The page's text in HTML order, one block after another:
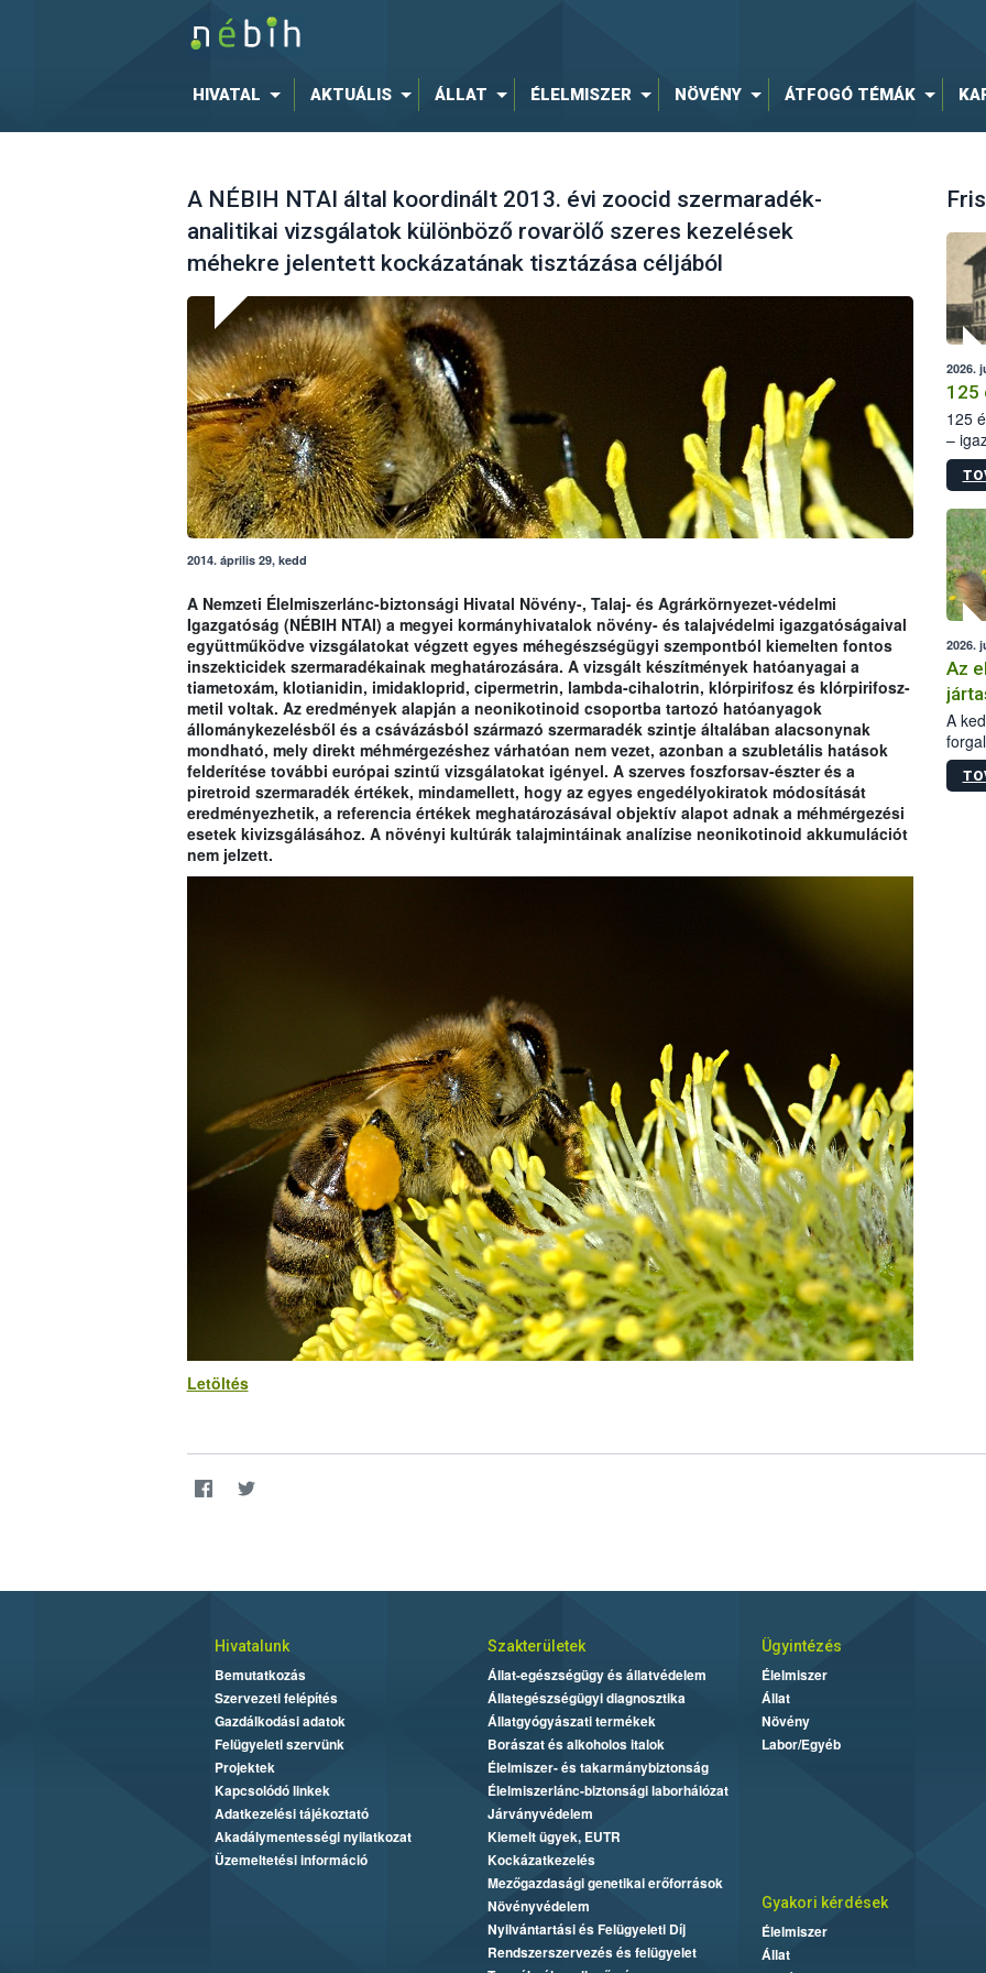
HIVATAL AKTUÁLIS ÁLLAT ÉLELMISZER NÖVÉNY ÁTFOGÓ TÉMÁK
A NÉBIH NTAI által koordinált 2013. évi zoocid szermaradék-
analitikai vizsgálatok különböző rovarölő szeres kezelések
méhekre jelentett kockázatának tisztázása céljából
2014. április 29, kedd
A Nemzeti Élelmiszerlánc-biztonsági Hivatal Növény-, Talaj- és Agrárkörnyezet-védelmi
Igazgatóság (NÉBIH NTAI) a megyei kormányhivatalok növény- és talajvédelmi igazgatóságaival
együttműködve vizsgálatokat végzett egyes méhegészségügyi szempontból kiemelten fontos
inszekticidek szermaradékainak meghatározására. A vizsgált készítmények hatóanyagai a
tiametoxám, klotianidin, imidakloprid, cipermetrin, lambda-cihalotrin, klórpirifosz és klórpirifosz-
metil voltak. Az eredmények alapján a neonikotinoid csoportba tartozó hatóanyagok
állománykezelésből és a csávázásból származó szermaradék szintje általában alacsonynak
mondható, mely direkt méhmérgezéshez várhatóan nem vezet, azonban a szubletális hatások
felderítése további európai szintű vizsgálatokat igényel. A szerves foszforsav-észter és a
piretroid szermaradék értékek, mindamellett, hogy az egyes engedélyokiratok módosítását
eredményezhetik, a referencia értékek meghatározásával objektív alapot adnak a méhmérgezési
esetek kivizsgálásához. A növényi kultúrák talajmintáinak analízise neonikotinoid akkumulációt
nem jelzett.
Letöltés
2026.
125
125
–
15.
2026.
Az
A
Hivatalunk
Bemutatkozás
Szervezeti felépítés
Gazdálkodási adatok
Felügyeleti szervünk
Projektek
Kapcsolódó linkek
Adatkezelési tájékoztató
Akadálymentességi nyilatkozat
Üzemeltetési információ
Szakterületek
Állat-egészségügy és állatvédelem
Állategészségügyi diagnosztika
Állatgyógyászati termékek
Borászat és alkoholos italok
Élelmiszer- és takarmánybiztonság
Élelmiszerlánc-biztonsági laborhálózat
Járványvédelem
Kiemelt ügyek, EUTR
Kockázatkezelés
Mezőgazdasági genetikai erőforrások
Növényvédelem
Nyilvántartási és Felügyeleti Díj
Rendszerszervezés és felügyelet
Ügyintézés
Élelmiszer
Állat
Növény
Labor/Egyéb
Gyakori kérdések
Élelmiszer
Állat